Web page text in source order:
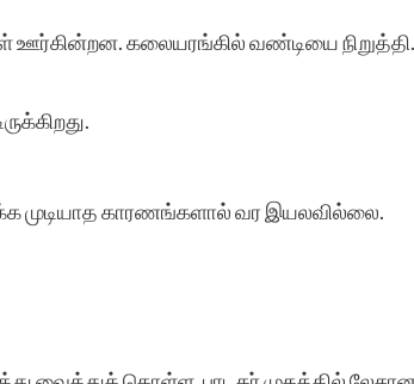
ஊர்கின்றன. கலையரங்கில் வண்டியை நிறுத்தி.
முடியாத காரணங்களால் வர இயலவில்லை.